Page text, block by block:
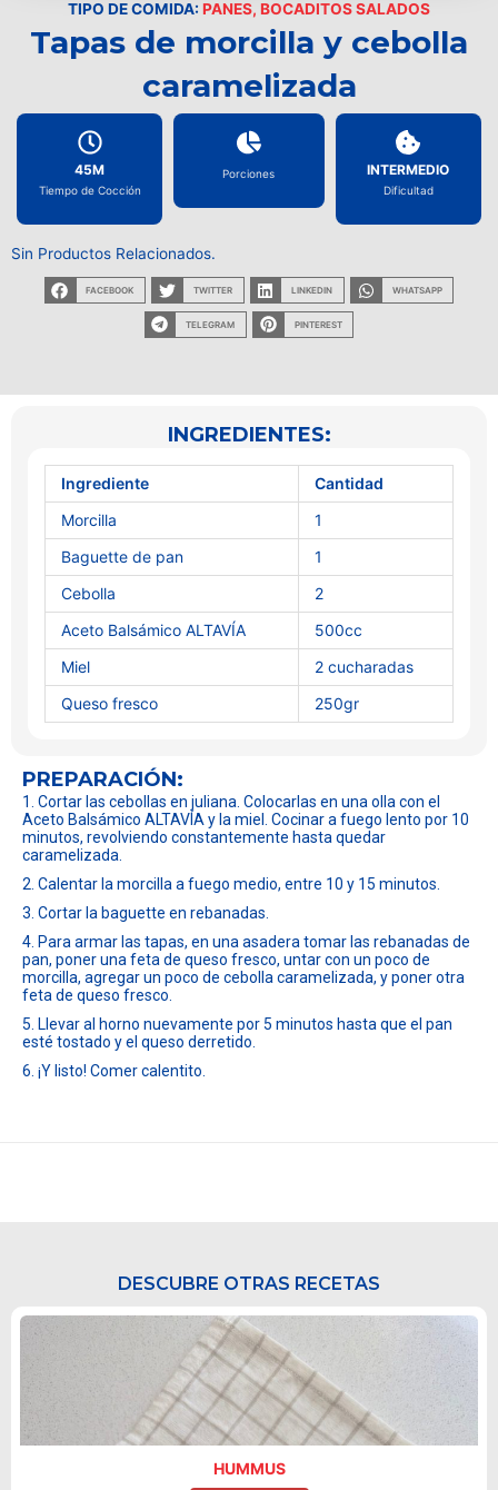
TIPO DE COMIDA: PANES, BOCADITOS SALADOS
Tapas de morcilla y cebolla
caramelizada
45M
Tiempo de Cocción
Porciones INTERMEDIO
Dificultad
Sin Productos Relacionados.
FACEBOOK TWITTER LINKEDIN WHATSAPP
TELEGRAM PINTEREST
INGREDIENTES:
Ingrediente
Cantidad
Morcilla
1
Baguette de pan
1
Cebolla
2
Aceto Balsámico ALTAVÍA
500cc
Miel
2 cucharadas
Queso fresco
250gr
PREPARACIÓN:
1. Cortar las cebollas en juliana. Colocarlas en una olla con el
Aceto Balsámico ALTAVÍA y la miel. Cocinar a fuego lento por 10
minutos, revolviendo constantemente hasta quedar
caramelizada.
2. Calentar la morcilla a fuego medio, entre 10 y 15 minutos.
3. Cortar la baguette en rebanadas.
4. Para armar las tapas, en una asadera tomar las rebanadas de
pan, poner una feta de queso fresco, untar con un poco de
morcilla, agregar un poco de cebolla caramelizada, y poner otra
feta de queso fresco.
5. Llevar al horno nuevamente por 5 minutos hasta que el pan
esté tostado y el queso derretido.
6. ¡Y listo! Comer calentito.
DESCUBRE OTRAS RECETAS
HUMMUS